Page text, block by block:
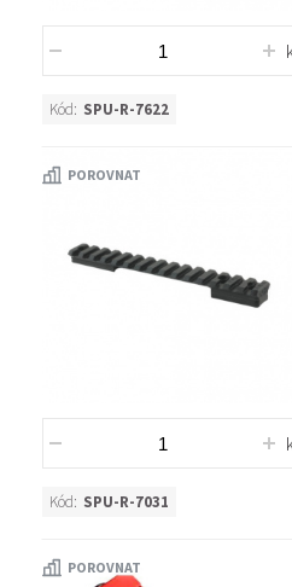
Kód: SPU-R-7622
POROVNAT
Kód: SPU-R-7031
POROVNAT